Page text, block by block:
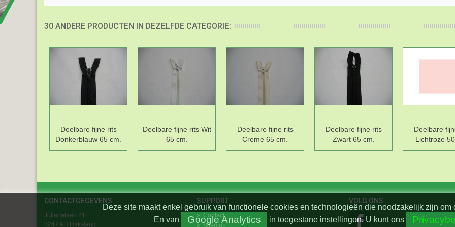
30 ANDERE PRODUCTEN IN DEZELFDE CATEGORIE:
Deelbare fijne rits
Donkerblauw 65 cm.
Deelbare fijne rits Wit
65 cm.
Deelbare fijne rits
Creme 65 cm.
Deelbare fijne rits
Zwart 65 cm.
Deelbare
Lichtroze 50
CONTACTGEGEVENS
Julianalaan 21
3247 AH Dirksland
SUPPORT
» Contact
» Sitemap
VOLG ONS
Deze site maakt enkel gebruik van functionele cookies en technologieën die noodzakelijk zijn
En van Google Analytics in toegestane instellingen. U kunt ons